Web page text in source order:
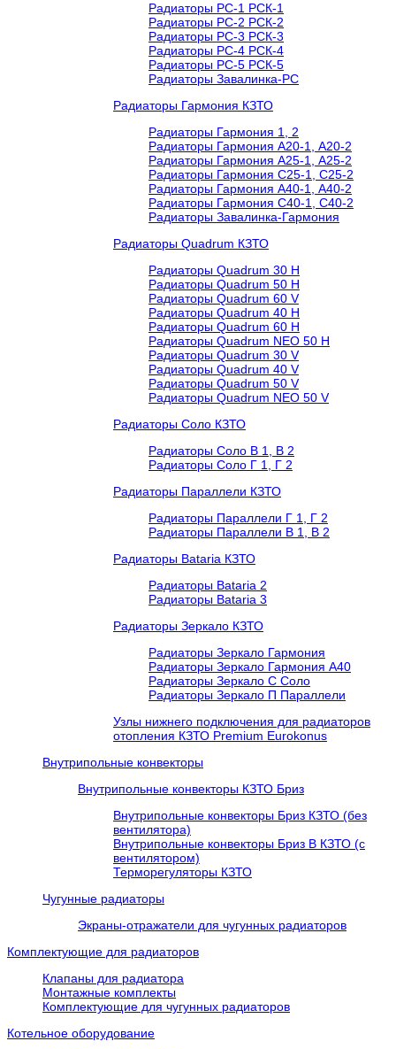
Радиаторы РС-1 РСК-1
Радиаторы РС-2 РСК-2
Радиаторы РС-3 РСК-3
Радиаторы РС-4 РСК-4
Радиаторы РС-5 РСК-5
Радиаторы Завалинка-РС
Радиаторы Гармония КЗТО
Радиаторы Гармония 1, 2
Радиаторы Гармония А20-1, А20-2
Радиаторы Гармония А25-1, А25-2
Радиаторы Гармония С25-1, С25-2
Радиаторы Гармония А40-1, А40-2
Радиаторы Гармония С40-1, С40-2
Радиаторы Завалинка-Гармония
Радиаторы Quadrum КЗТО
Радиаторы Quadrum 30 H
Радиаторы Quadrum 50 H
Радиаторы Quadrum 60 V
Радиаторы Quadrum 40 H
Радиаторы Quadrum 60 H
Радиаторы Quadrum NEO 50 H
Радиаторы Quadrum 30 V
Радиаторы Quadrum 40 V
Радиаторы Quadrum 50 V
Радиаторы Quadrum NEO 50 V
Радиаторы Соло КЗТО
Радиаторы Соло В 1, В 2
Радиаторы Соло Г 1, Г 2
Радиаторы Параллели КЗТО
Радиаторы Параллели Г 1, Г 2
Радиаторы Параллели В 1, В 2
Радиаторы Bataria КЗТО
Радиаторы Bataria 2
Радиаторы Bataria 3
Радиаторы Зеркало КЗТО
Радиаторы Зеркало Гармония
Радиаторы Зеркало Гармония А40
Радиаторы Зеркало С Соло
Радиаторы Зеркало П Параллели
Узлы нижнего подключения для радиаторов
отопления КЗТО Premium Eurokonus
Внутрипольные конвекторы
Внутрипольные конвекторы КЗТО Бриз
Внутрипольные конвекторы Бриз КЗТО (без
вентилятора)
Внутрипольные конвекторы Бриз В КЗТО (с
вентилятором)
Терморегуляторы КЗТО
Чугунные радиаторы
Экраны-отражатели для чугунных радиаторов
Комплектующие для радиаторов
Клапаны для радиатора
Монтажные комплекты
Комплектующие для чугунных радиаторов
Котельное оборудование